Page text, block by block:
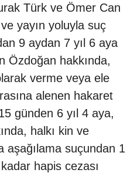
Türk ve Ömer Can
yayın yoluyla suç
9 aydan 7 yıl 6 aya
Özdoğan hakkında,
verme veya ele
alenen hakaret
günden 6 yıl 4 aya,
halkı kin ve
aşağılama suçundan 1
hapis cezası